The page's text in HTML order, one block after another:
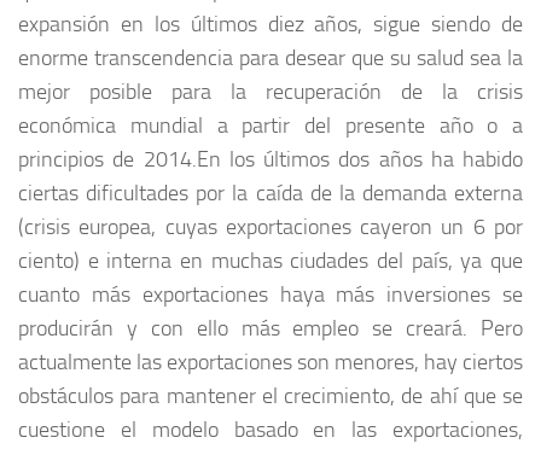
expansión en los últimos diez años, sigue siendo de
enorme transcendencia para desear que su salud sea la
mejor posible para la recuperación de la crisis
económica mundial a partir del presente año o a
principios de 2014.En los últimos dos años ha habido
ciertas dificultades por la caída de la demanda externa
(crisis europea, cuyas exportaciones cayeron un 6 por
ciento) e interna en muchas ciudades del país, ya que
cuanto más exportaciones haya más inversiones se
producirán y con ello más empleo se creará. Pero
actualmente las exportaciones son menores, hay ciertos
obstáculos para mantener el crecimiento, de ahí que se
cuestione el modelo basado en las exportaciones,